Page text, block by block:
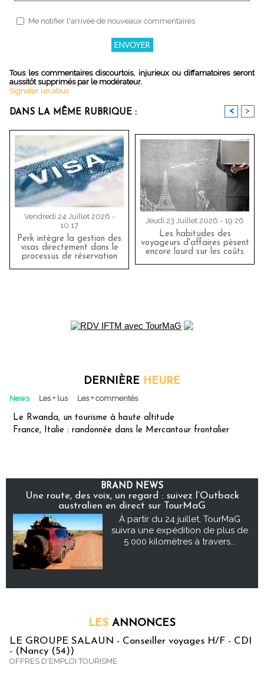
Me notifier l'arrivée de nouveaux commentaires
Tous les commentaires discourtois, injurieux ou diffamatoires seront
aussitôt supprimés par le modérateur.
Signaler un abus
DANS LA MÊME RUBRIQUE : < >
Vendredi 24 Juillet 2026 -
10:17
Perk intègre la gestion des
visas directement dans le
processus de réservation
Jeudi 23 Juillet 2026 - 19:26
Les habitudes des
voyageurs d'affaires pèsent
encore lourd sur les coûts
DERNIÈRE HEURE
News Les + lus Les + commentés
Le Rwanda, un tourisme à haute altitude
France, Italie : randonnée dans le Mercantour frontalier
BRAND NEWS
Une route, des voix, un regard : suivez l’Outback
australien en direct sur TourMaG
À partir du 24 juillet, TourMaG
suivra une expédition de plus de
5 000 kilomètres à travers...
LES ANNONCES
LE GROUPE SALAUN - Conseiller voyages H/F - CDI
- (Nancy (54))
OFFRES D'EMPLOI TOURISME